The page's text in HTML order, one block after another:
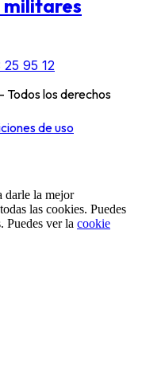
militares
95 12
los derechos
de uso
darle la mejor
las cookies. Puedes
Puedes ver la cookie